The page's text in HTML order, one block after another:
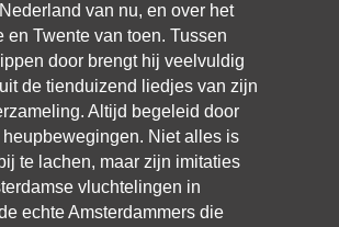
van nu, en over het
en Twente van toen. Tussen
door brengt hij veelvuldig
de tienduizend liedjes van zijn
Altijd begeleid door
heupbewegingen. Niet alles is
te lachen, maar zijn imitaties
vluchtelingen in
echte Amsterdammers die